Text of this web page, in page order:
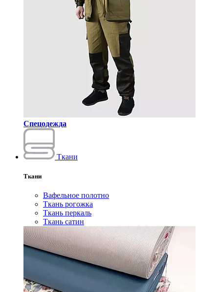
Спецодежда
Ткани
Ткани
Вафельное полотно
Ткань рогожка
Ткань перкаль
Ткань сатин